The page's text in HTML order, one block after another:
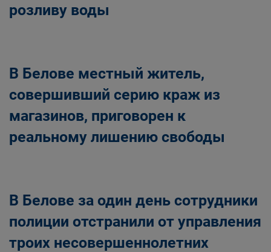
розливу воды
В Белове местный житель,
совершивший серию краж из
магазинов, приговорен к
реальному лишению свободы
В Белове за один день сотрудники
полиции отстранили от управления
троих несовершеннолетних